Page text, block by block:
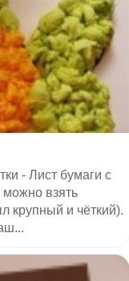
- Лист бумаги с
взять
крупный и чёткий).